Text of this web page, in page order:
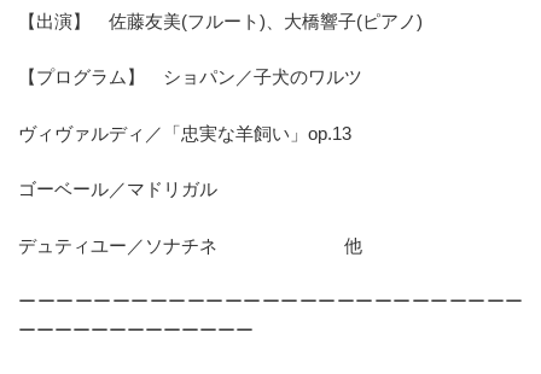
【出演】 佐藤友美(フルート)、大橋響子(ピアノ)
【プログラム】 ショパン／子犬のワルツ
ヴィヴァルディ／「忠実な羊飼い」op.13
ゴーベール／マドリガル
デュティユー／ソナチネ 他
ーーーーーーーーーーーーーーーーーーーーーーーーーーー
ーーーーーーーーーーーーー